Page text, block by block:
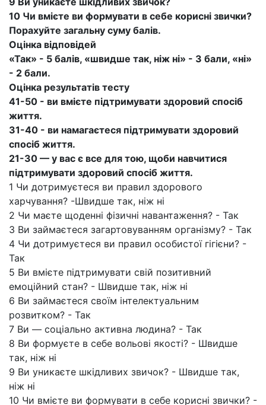
10 Чи вмієте ви формувати в себе корисні звички?
Порахуйте загальну суму балів.
Оцінка відповідей
«Так» - 5 балів, «швидше так, ніж ні» - 3 бали, «ні»
- 2 бали.
Оцінка результатів тесту
41-50 - ви вмієте підтримувати здоровий спосіб
життя.
31-40 - ви намагаєтеся підтримувати здоровий
спосіб життя.
21-30 — у вас є все для тою, щоби навчитися
підтримувати здоровий спосіб життя.
1 Чи дотримуєтеся ви правил здорового
харчування? -Швидше так, ніж ні
2 Чи маєте щоденні фізичні навантаження? - Так
3 Ви займаєтеся загартовуванням організму? - Так
4 Чи дотримуєтеся ви правил особистої гігієни? -
Так
5 Ви вмієте підтримувати свій позитивний
емоційний стан? - Швидше так, ніж ні
6 Ви займаєтеся своїм інтелектуальним
розвитком? - Так
7 Ви — соціально активна людина? - Так
8 Ви формуєте в себе вольові якості? - Швидше
так, ніж ні
9 Ви уникаєте шкідливих звичок? - Швидше так,
ніж ні
10 Чи вмієте ви формувати в себе корисні звички? -